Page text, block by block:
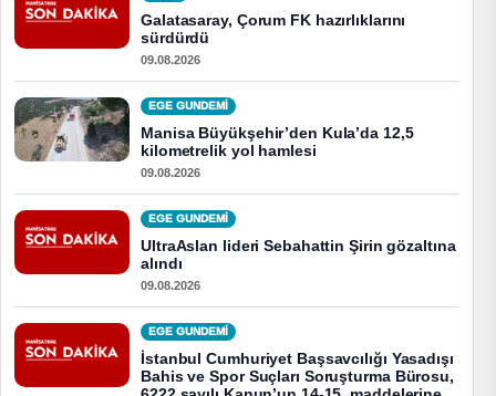
Galatasaray, Çorum FK hazırlıklarını
sürdürdü
09.08.2026
EGE GUNDEMİ
Manisa Büyükşehir’den Kula’da 12,5
kilometrelik yol hamlesi
09.08.2026
EGE GUNDEMİ
UltraAslan lideri Sebahattin Şirin gözaltına
alındı
09.08.2026
EGE GUNDEMİ
İstanbul Cumhuriyet Başsavcılığı Yasadışı
Bahis ve Spor Suçları Soruşturma Bürosu,